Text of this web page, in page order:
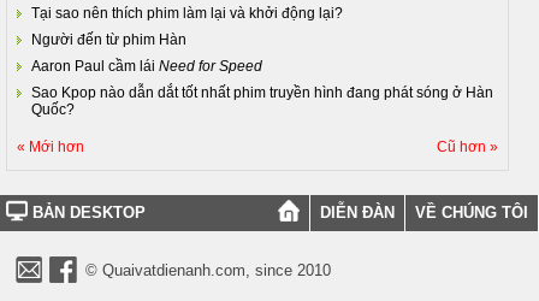
Tại sao nên thích phim làm lại và khởi động lại?
Người đến từ phim Hàn
Aaron Paul cầm lái Need for Speed
Sao Kpop nào dẫn dắt tốt nhất phim truyền hình đang phát sóng ở Hàn
Quốc?
« Mới hơn Cũ hơn »
BẢN DESKTOP DIỄN ĐÀN VỀ CHÚNG TÔI
© Quaivatdienanh.com, since 2010